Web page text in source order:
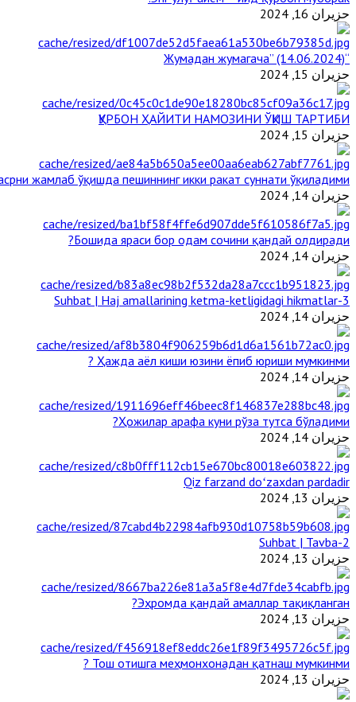
حزيران 16, 2024
“Жумадан жумагача” (14.06.2024)
حزيران 15, 2024
ҚУРБОН ҲАЙИТИ НАМОЗИНИ ЎҚИШ ТАРТИБИ
حزيران 15, 2024
жамлаб ўқишда пешиннинг икки ракат суннати ўқиладими?
حزيران 14, 2024
Бошида яраси бор одам сочини қандай олдиради?
حزيران 14, 2024
3-Suhbat | Haj amallarining ketma-ketligidagi hikmatlar
حزيران 14, 2024
Ҳажда аёл киши юзини ёпиб юриши мумкинми ?
حزيران 14, 2024
Ҳожилар арафа куни рўза тутса бўладими?
حزيران 14, 2024
Qiz farzand doʻzaxdan pardadir
حزيران 13, 2024
2-Suhbat | Tavba
حزيران 13, 2024
Эҳромда қандай амаллар тақиқланган?
حزيران 13, 2024
Тош отишга меҳмонхонадан қатнаш мумкинми ?
حزيران 13, 2024